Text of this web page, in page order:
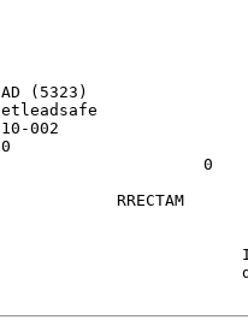
(5323)
002
0
RRECTAM